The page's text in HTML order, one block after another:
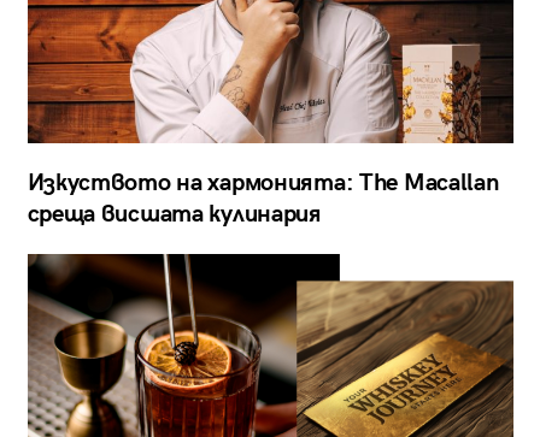
Изкуството на хармонията: The Macallan
среща висшата кулинария